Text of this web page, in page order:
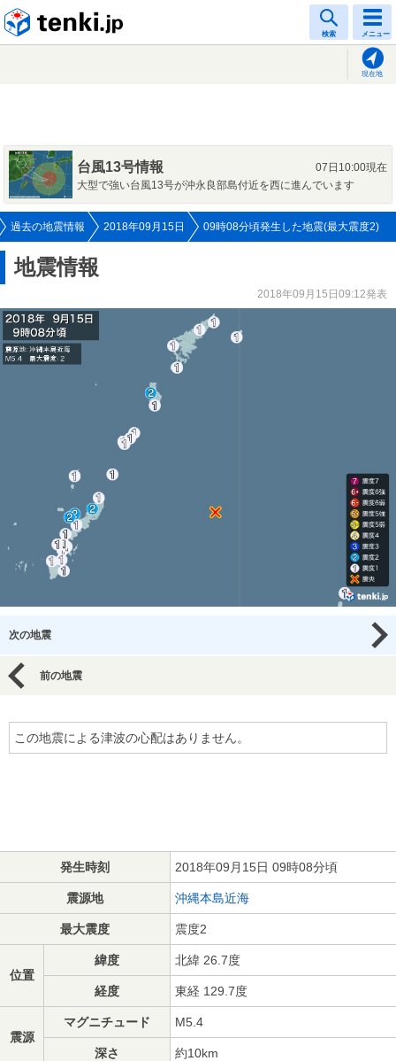
検索 メニュー
現在地
台風13号情報
07日10:00現在
大型で強い台風13号が沖永良部島付近を西に進んでいます
過去の地震情報 2018年09月15日 09時08分頃発生した地震(最大震度2)
地震情報
2018年09月15日09:12発表
次の地震
前の地震
この地震による津波の心配はありません。
発生時刻 2018年09月15日 09時08分頃
震源地 沖縄本島近海
最大震度 震度2
位置
緯度 北緯 26.7度
経度 東経 129.7度
震源
マグニチュード M5.4
深さ 約10km